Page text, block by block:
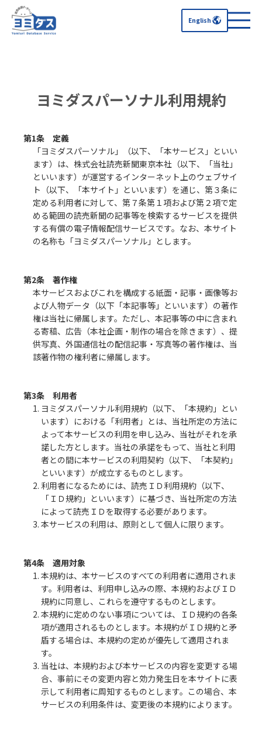
English
ヨミダスパーソナル利用規約
第1条 定義
「ヨミダスパーソナル」（以下、「本サービス」といい
ます）は、株式会社読売新聞東京本社（以下、「当社」
といいます）が運営するインターネット上のウェブサイ
ト（以下、「本サイト」といいます）を通じ、第３条に
定める利用者に対して、第７条第１項および第２項で定
める範囲の読売新聞の記事等を検索するサービスを提供
する有償の電子情報配信サービスです。なお、本サイト
の名称も「ヨミダスパーソナル」とします。
第2条 著作権
本サービスおよびこれを構成する紙面・記事・画像等お
よび人物データ（以下「本記事等」といいます）の著作
権は当社に帰属します。ただし、本記事等の中に含まれ
る寄稿、広告（本社企画・制作の場合を除きます）、提
供写真、外国通信社の配信記事・写真等の著作権は、当
該著作物の権利者に帰属します。
第3条 利用者
1. ヨミダスパーソナル利用規約（以下、「本規約」とい
います）における「利用者」とは、当社所定の方法に
よって本サービスの利用を申し込み、当社がそれを承
諾した方とします。当社の承諾をもって、当社と利用
者との間に本サービスの利用契約（以下、「本契約」
といいます）が成立するものとします。
2. 利用者になるためには、読売ＩＤ利用規約（以下、
「ＩＤ規約」といいます）に基づき、当社所定の方法
によって読売ＩＤを取得する必要があります。
3. 本サービスの利用は、原則として個人に限ります。
第4条 適用対象
1. 本規約は、本サービスのすべての利用者に適用されま
す。利用者は、利用申し込みの際、本規約およびＩＤ
規約に同意し、これらを遵守するものとします。
2. 本規約に定めのない事項については、ＩＤ規約の各条
項が適用されるものとします。本規約がＩＤ規約と矛
盾する場合は、本規約の定めが優先して適用されま
す。
3. 当社は、本規約および本サービスの内容を変更する場
合、事前にその変更内容と効力発生日を本サイトに表
示して利用者に周知するものとします。この場合、本
サービスの利用条件は、変更後の本規約によります。